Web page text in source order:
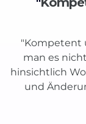
"Kompetent
man es
hinsichtlich
und